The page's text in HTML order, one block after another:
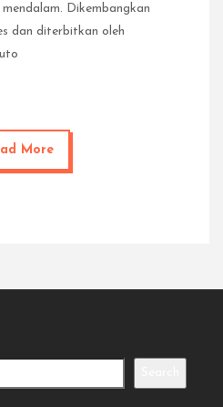
Dikembangkan
dan diterbitkan oleh
More